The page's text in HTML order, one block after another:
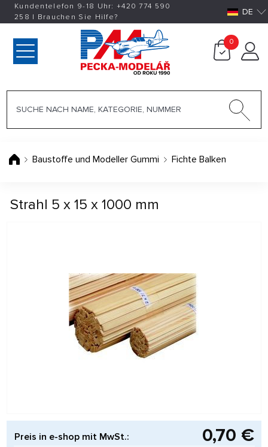
Kundentelefon 9-18 Uhr: +420774 590
258 | Brauchen Sie Hilfe? DE
0
Baustoffe und Modeller Gummi Fichte Balken
Strahl 5 x 15 x 1000 mm
Preis in e-shop mit MwSt.: 0,70 €